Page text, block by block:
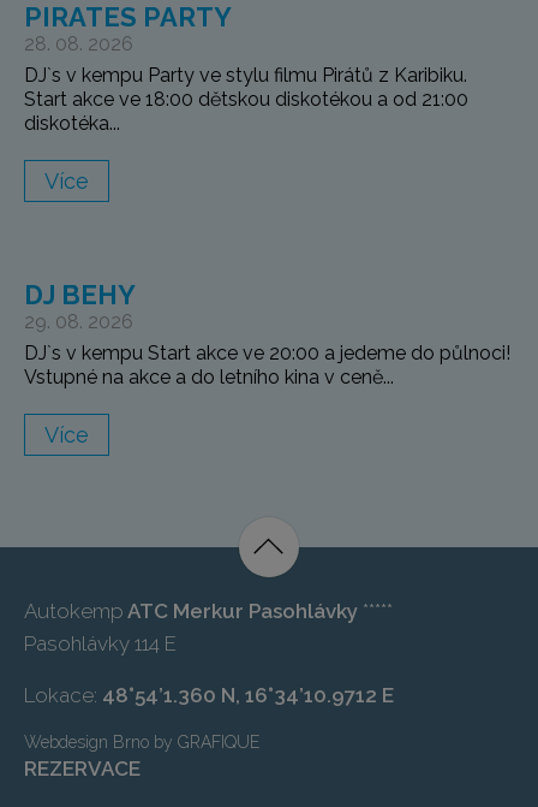
PIRATES PARTY
28. 08. 2026
DJ`s v kempu Party ve stylu filmu Pirátů z Karibiku.
Start akce ve 18:00 dětskou diskotékou a od 21:00
diskotéka...
Více
DJ BEHY
29. 08. 2026
DJ`s v kempu Start akce ve 20:00 a jedeme do půlnoci!
Vstupné na akce a do letního kina v ceně...
Více
Autokemp ATC Merkur Pasohlávky *****
Pasohlávky 114 E
Lokace: 48°54’1.360 N, 16°34’10.9712 E
Webdesign Brno by GRAFIQUE
REZERVACE